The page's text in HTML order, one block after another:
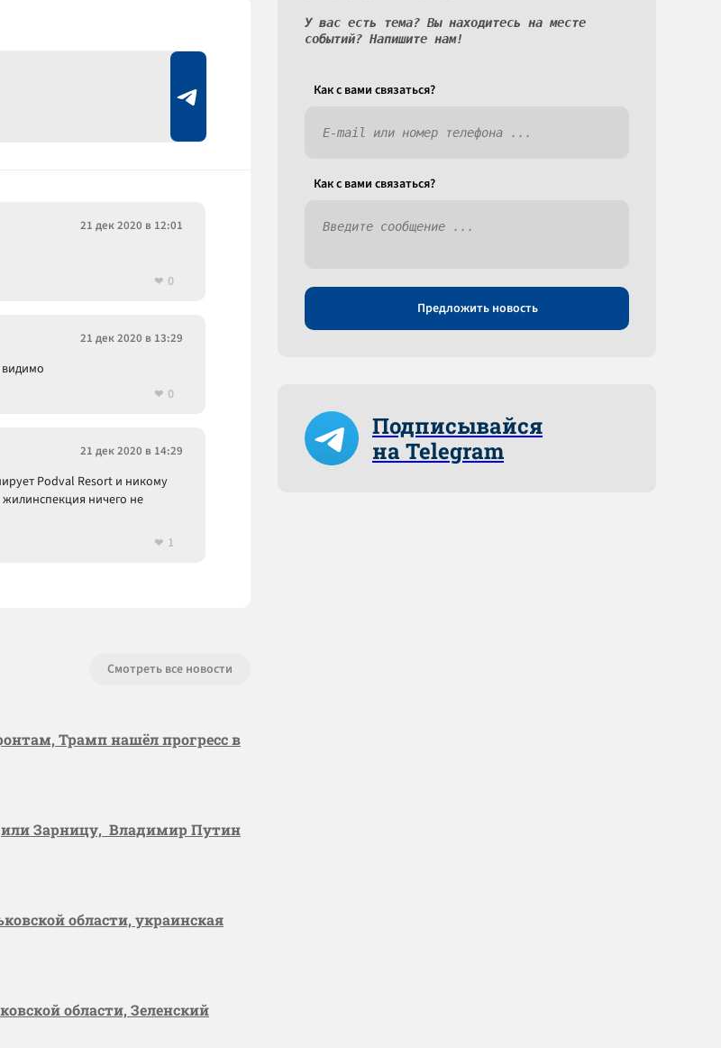
21 дек 2020 в 12:01
0
21 дек 2020 в 13:29
видимо
0
21 дек 2020 в 14:29
Podval Resort и никому
ничего не
1
Смотреть все новости
Трамп нашёл прогресс в
Зарницу, Владимир Путин
области, украинская
области, Зеленский
У вас есть тема? Вы находитесь на месте
событий? Напишите нам!
Как c вами связаться?
Как c вами связаться?
Предложить новость
Подписывайся
на Telegram